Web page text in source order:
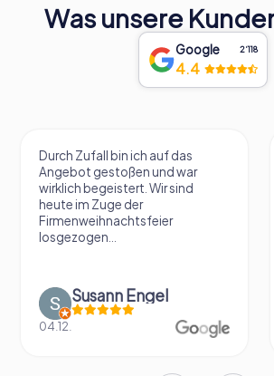
Was unsere
Google 2‘118
4.4
Durch Zufall bin ich auf das
Angebot gestoßen und war
wirklich begeistert. Wir sind
heute im Zuge der
Firmenweihnachtsfeier
losgezogen...
Susann Engel
04.12.